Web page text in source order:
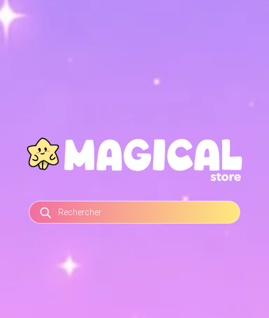
RECHERCHE
DE